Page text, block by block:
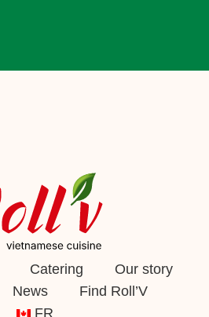
Catering
Our story
News
Find Roll’V
FR